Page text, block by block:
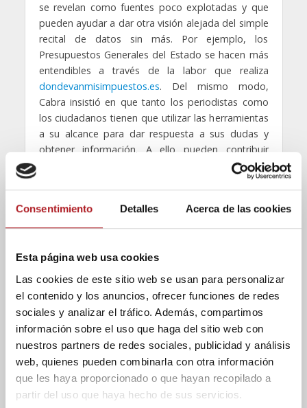
Consentimiento Detalles Acerca de las cookies
Esta página web usa cookies
Las cookies de este sitio web se usan para personalizar
el contenido y los anuncios, ofrecer funciones de redes
sociales y analizar el tráfico. Además, compartimos
información sobre el uso que haga del sitio web con
nuestros partners de redes sociales, publicidad y análisis
web, quienes pueden combinarla con otra información
que les haya proporcionado o que hayan recopilado a
partir del uso que haya hecho de sus servicios.
se revelan como fuentes poco explotadas y que
pueden ayudar a dar otra visión alejada del simple
recital de datos sin más. Por ejemplo, los
Presupuestos Generales del Estado se hacen más
entendibles a través de la labor que realiza
dondevanmisimpuestos.es. Del mismo modo,
Cabra insistió en que tanto los periodistas como
los ciudadanos tienen que utilizar las herramientas
a su alcance para dar respuesta a sus dudas y
obtener información. A ello pueden contribuir
distintas leyes (nacionales e internacionales) o
Otra de las voces que planteó nuevas formas de
realizar la labor periodística fue Mariluz Congosto.
información, pero sí que pueden ser unas fuentes
para obtenerla”. Así, a través del análisis de las
tendencias o de los temas más comentados en las
redes sociales, se pueden obtener datos de los
que pueda partir una investigación periodística,
pero Congosto también expuso la importancia de
la presentación de los datos.
Para finalizar, Alex Fernández Muerza, periodista
científico, presentó una muestra de los nuevos